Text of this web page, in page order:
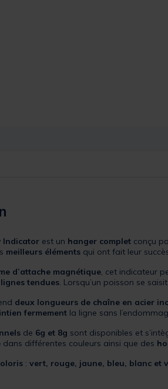
Indicator est un hanger complet conçu
meilleurs éléments qui ont fait leur
d’attache magnétique, cet indicateur
lignes tendues. Lorsqu’un poisson se
deux longueurs de chaîne en acier
fermement la ligne sans
de 6g et 8g sont disponibles et
dans différentes couleurs ainsi que des
: vert, rouge, jaune, bleu, blanc et